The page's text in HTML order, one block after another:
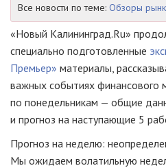
Все новости по теме: Обзоры
«Новый Калининград.Ru»
специально подготовленные
Премьер» материалы,
важных событиях финансового
по понедельникам — общие
и прогноз на наступающие 5
Прогноз на неделю:
Мы ожидаем волатильную